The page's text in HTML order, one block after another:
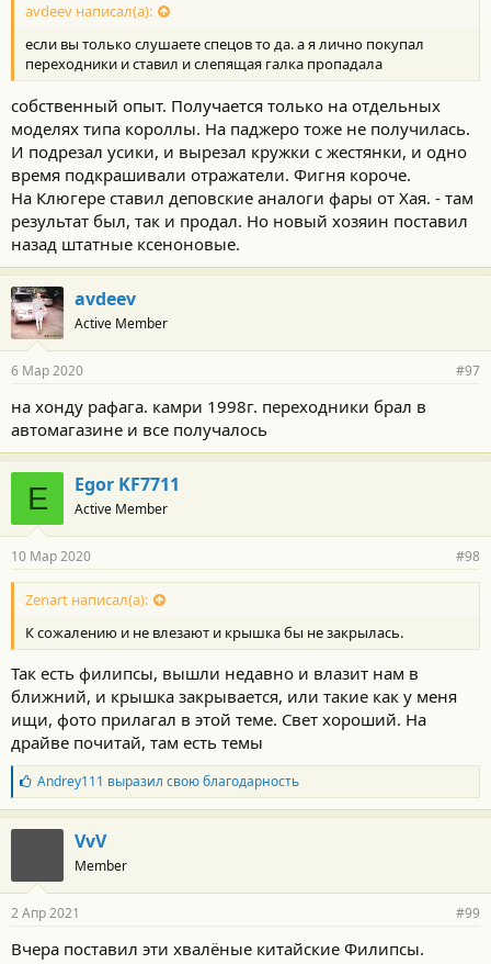
avdeev написал(а):
если вы только слушаете спецов то да. а я лично покупал
переходники и ставил и слепящая галка пропадала
собственный опыт. Получается только на отдельных
моделях типа короллы. На паджеро тоже не получилась.
И подрезал усики, и вырезал кружки с жестянки, и одно
время подкрашивали отражатели. Фигня короче.
На Клюгере ставил деповские аналоги фары от Хая. - там
результат был, так и продал. Но новый хозяин поставил
назад штатные ксеноновые.
avdeev
Active Member
6 Мар 2020 #97
на хонду рафага. камри 1998г. переходники брал в
автомагазине и все получалось
E Egor KF7711
Active Member
10 Мар 2020 #98
Zenart написал(а):
К сожалению и не влезают и крышка бы не закрылась.
Так есть филипсы, вышли недавно и влазит нам в
ближний, и крышка закрывается, или такие как у меня
ищи, фото прилагал в этой теме. Свет хороший. На
драйве почитай, там есть темы
Б
л
а
г
а
н
с
Andrey111 выразил свою благодарность
VvV
Member
2 Апр 2021 #99
Вчера поставил эти хвалёные китайские Филипсы.